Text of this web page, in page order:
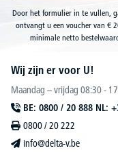
Door het formulier in te vullen,
ontvangt u een voucher van €
minimale netto
Wij zijn er voor U!
Maandag – vrijdag 08:30 -
BE: 0800 / 20 888 NL:
0800 / 20 222
info@delta-v.be